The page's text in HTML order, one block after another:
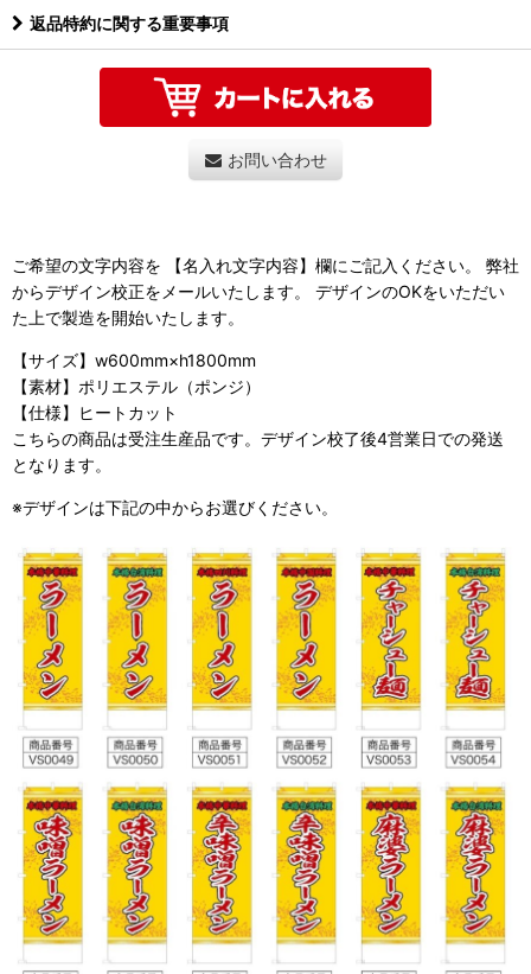
返品特約に関する重要事項
お問い合わせ
ご希望の文字内容を 【名入れ文字内容】欄にご記入ください。 弊社
からデザイン校正をメールいたします。 デザインのOKをいただい
た上で製造を開始いたします。
【サイズ】w600mm×h1800mm
【素材】ポリエステル（ポンジ）
【仕様】ヒートカット
こちらの商品は受注生産品です。デザイン校了後4営業日での発送
となります。
※デザインは下記の中からお選びください。